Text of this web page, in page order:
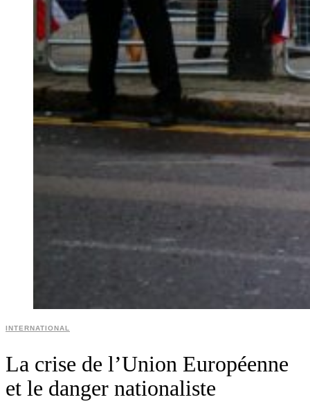
INTERNATIONAL
La crise de l’Union Européenne
et le danger nationaliste